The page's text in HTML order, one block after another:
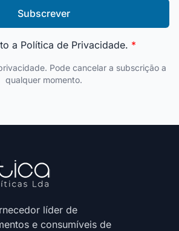
Subscrever
a Política de Privacidade. *
Pode cancelar a subscrição a
qualquer momento.
líder de
e consumíveis de